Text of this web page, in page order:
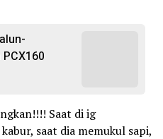
Saat di ig
saat dia memukul sapi,